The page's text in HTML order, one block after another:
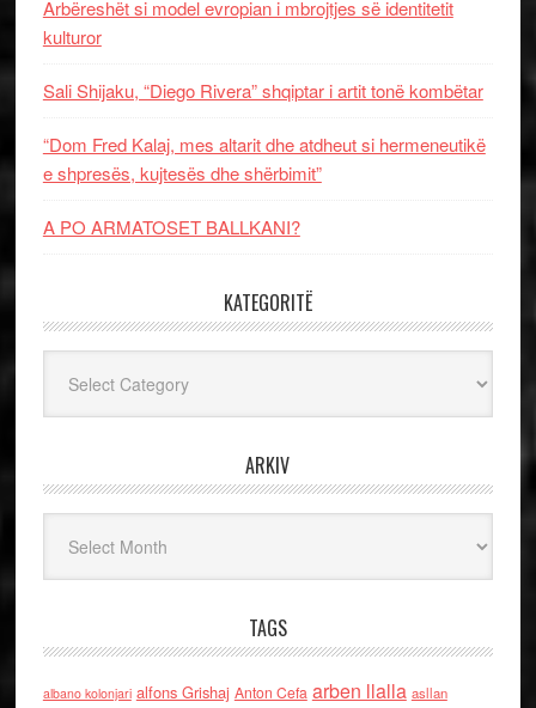
Arbëreshët si model evropian i mbrojtjes së identitetit
kulturor
Sali Shijaku, “Diego Rivera” shqiptar i artit tonë kombëtar
“Dom Fred Kalaj, mes altarit dhe atdheut si hermeneutikë
e shpresës, kujtesës dhe shërbimit”
A PO ARMATOSET BALLKANI?
KATEGORITË
ARKIV
TAGS
albano kolonjari alfons Grishaj Anton Cefa arben llalla asllan